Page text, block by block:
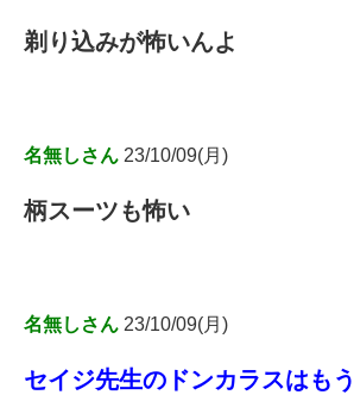
剃り込みが怖いんよ
名無しさん 23/10/09(月)
柄スーツも怖い
名無しさん 23/10/09(月)
セイジ先生のドンカラスはも